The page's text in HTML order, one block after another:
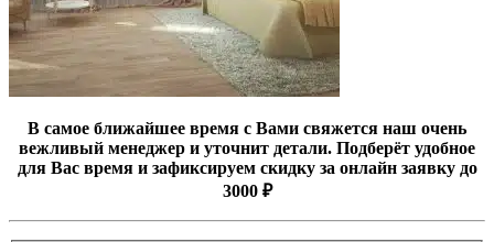
В самое ближайшее время с Вами свяжется наш очень
вежливый менеджер и уточнит детали. Подберёт удобное
для Вас время и зафиксируем скидку за онлайн заявку до
3000 ₽